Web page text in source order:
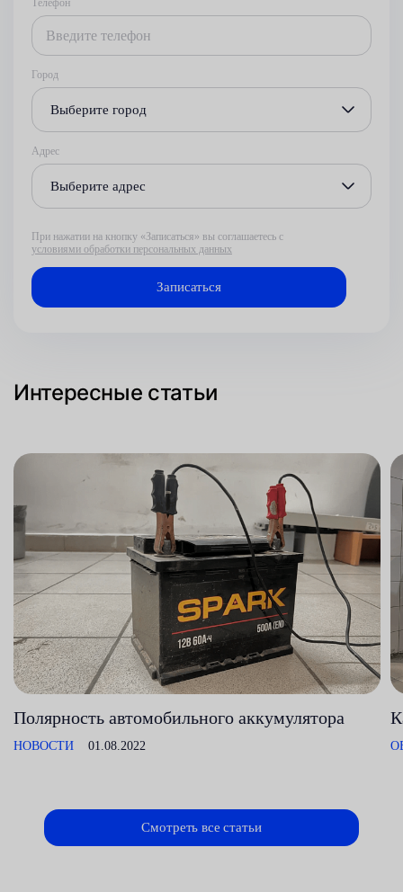
Телефон
Город
Выберите город
Адрес
Выберите адрес
При нажатии на кнопку «Записаться» вы соглашаетесь с
условиями обработки персональных данных
Интересные статьи
Полярность автомобильного аккумулятора
НОВОСТИ 01.08.2022
Смотреть все статьи